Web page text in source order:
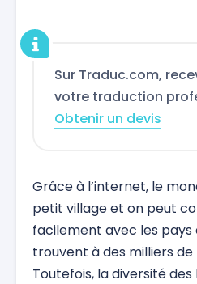
Sur Traduc.com,
votre traduction
Obtenir un devis
Grâce à l’internet, le
petit village et on peut
facilement avec les pays
trouvent à des milliers
Toutefois, la diversité